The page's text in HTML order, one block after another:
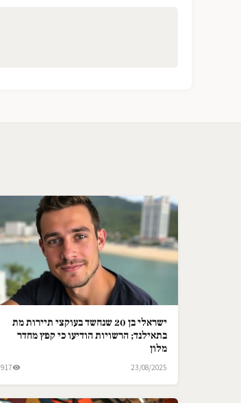
ישראלי בן 20 שנחשד בעוקצי תיירות מת
בתאילנד; הרשויות הודיעו כי קפץ מחדר
מלון
23/08/2025
917